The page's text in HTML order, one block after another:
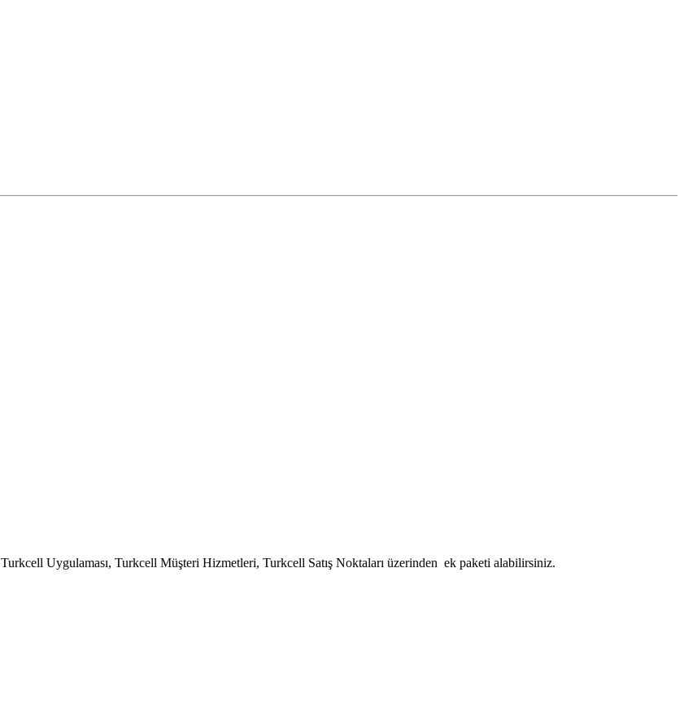
Uygulaması, Turkcell Müşteri Hizmetleri, Turkcell Satış Noktaları üzerinden ek paketi alabilirsiniz.